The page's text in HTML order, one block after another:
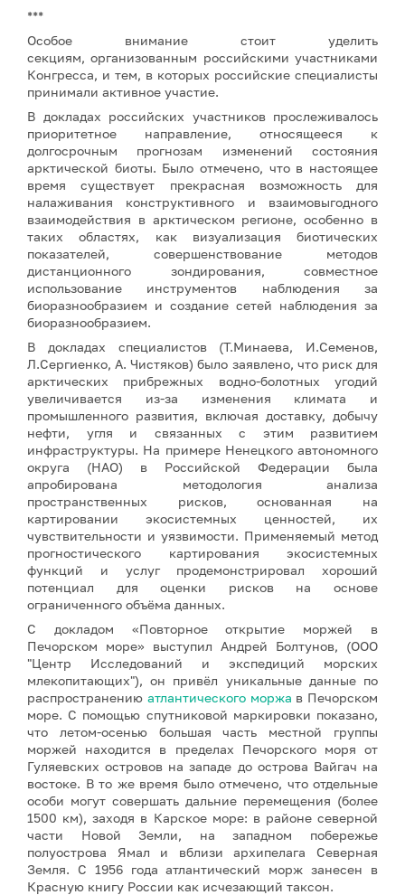
***
Особое внимание стоит уделить
секциям, организованным российскими участниками
Конгресса, и тем, в которых российские специалисты
принимали активное участие.
В докладах российских участников прослеживалось
приоритетное направление, относящееся к
долгосрочным прогнозам изменений состояния
арктической биоты. Было отмечено, что в настоящее
время существует прекрасная возможность для
налаживания конструктивного и взаимовыгодного
взаимодействия в арктическом регионе, особенно в
таких областях, как визуализация биотических
показателей, совершенствование методов
дистанционного зондирования, совместное
использование инструментов наблюдения за
биоразнообразием и создание сетей наблюдения за
биоразнообразием.
В докладах специалистов (Т.Минаева, И.Семенов,
Л.Сергиенко, А. Чистяков) было заявлено, что риск для
арктических прибрежных водно-болотных угодий
увеличивается из-за изменения климата и
промышленного развития, включая доставку, добычу
нефти, угля и связанных с этим развитием
инфраструктуры. На примере Ненецкого автономного
округа (НАО) в Российской Федерации была
апробирована методология анализа
пространственных рисков, основанная на
картировании экосистемных ценностей, их
чувствительности и уязвимости. Применяемый метод
прогностического картирования экосистемных
функций и услуг продемонстрировал хороший
потенциал для оценки рисков на основе
ограниченного объёма данных.
С докладом «Повторное открытие моржей в
Печорском море» выступил Андрей Болтунов, (ООО
"Центр Исследований и экспедиций морских
млекопитающих"), он привёл уникальные данные по
распространению атлантического моржа в Печорском
море. С помощью спутниковой маркировки показано,
что летом-осенью большая часть местной группы
моржей находится в пределах Печорского моря от
Гуляевских островов на западе до острова Вайгач на
востоке. В то же время было отмечено, что отдельные
особи могут совершать дальние перемещения (более
1500 км), заходя в Карское море: в районе северной
части Новой Земли, на западном побережье
полуострова Ямал и вблизи архипелага Северная
Земля. С 1956 года атлантический морж занесен в
Красную книгу России как исчезающий таксон.